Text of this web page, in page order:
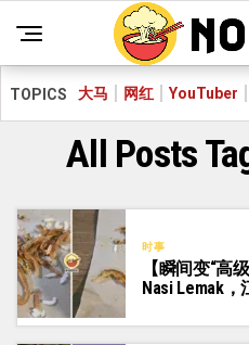
TOPICS 大马 网红 YouTuber
All Posts
时事
【瞬间变“高
Nasi Lemak